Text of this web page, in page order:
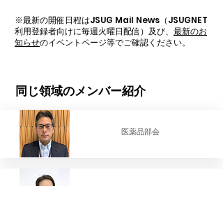
※最新の開催日程はJSUG Mail News（JSUGNET
利用登録者向けに毎週火曜日配信）及び、 最新のお
知らせのイベントページ等でご確認ください。
同じ領域のメンバー紹介
​医薬品部会